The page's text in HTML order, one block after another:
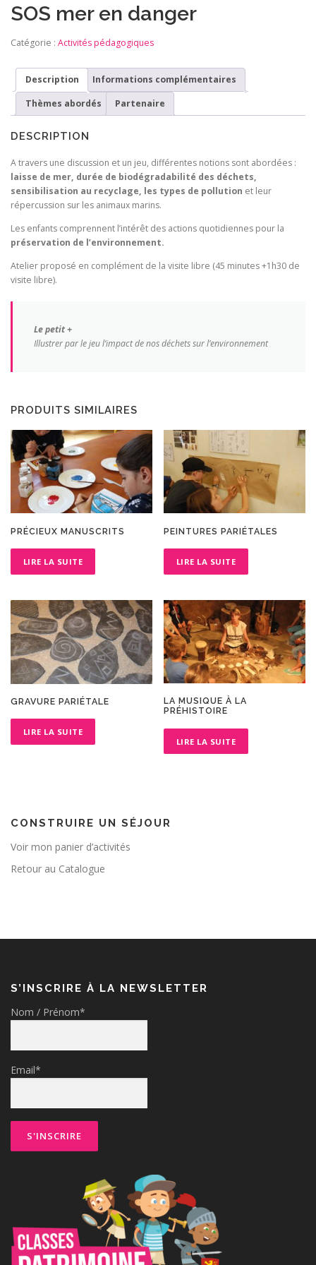
SOS mer en danger
Catégorie : Activités pédagogiques
Description Informations complémentaires
Thèmes abordés Partenaire
DESCRIPTION
A travers une discussion et un jeu, différentes notions sont abordées :
laisse de mer, durée de biodégradabilité des déchets,
sensibilisation au recyclage, les types de pollution et leur
répercussion sur les animaux marins.
Les enfants comprennent l’intérêt des actions quotidiennes pour la
préservation de l’environnement.
Atelier proposé en complément de la visite libre (45 minutes +1h30 de
visite libre).
Le petit +
Illustrer par le jeu l’impact de nos déchets sur l’environnement
PRODUITS SIMILAIRES
PRÉCIEUX MANUSCRITS
LIRE LA SUITE
PEINTURES PARIÉTALES
LIRE LA SUITE
GRAVURE PARIÉTALE
LIRE LA SUITE
LA MUSIQUE À LA
PRÉHISTOIRE
LIRE LA SUITE
CONSTRUIRE UN SÉJOUR
Voir mon panier d’activités
Retour au Catalogue
S’INSCRIRE À LA NEWSLETTER
Nom / Prénom*
Email*